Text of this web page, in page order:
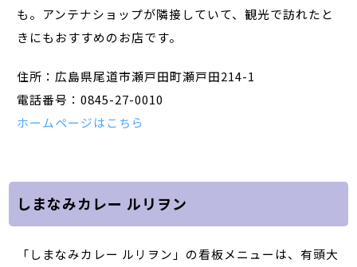
も。アンテナショップが隣接していて、観光で訪れたと
きにもおすすめのお店です。
住所：広島県尾道市瀬戸田町瀬戸田214-1
電話番号：0845-27-0010
ホームページはこちら
しまなみカレー ルリヲン
「しまなみカレー ルリヲン」の看板メニューは、有頭大